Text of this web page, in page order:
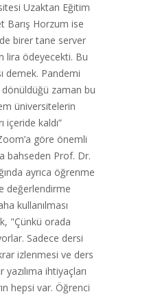
Uzaktan Eğitim
Barış Horzum ise
birer tane server
lira ödeyecekti. Bu
demek. Pandemi
zaman bu
üniversitelerin
içeride kaldı”
göre önemli
bahseden Prof. Dr.
ayrıca öğrenme
değerlendirme
kullanılması
"Çünkü orada
Sadece dersi
izlenmesi ve ders
yazılıma ihtiyaçları
hepsi var. Öğrenci